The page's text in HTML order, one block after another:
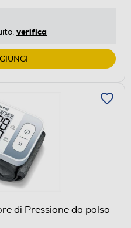
verifica
di Pressione da polso